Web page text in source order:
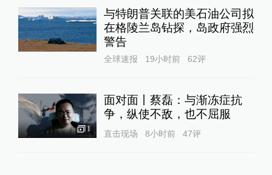
与特朗普关联的美石油公司拟
在格陵兰岛钻探，岛政府强烈
警告
全球速报 19小时前 62评
1
面对面丨蔡磊：与渐冻症抗
争，纵使不敌，也不屈服
直击现场 8小时前 47评